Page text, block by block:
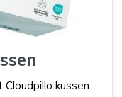
kussen.